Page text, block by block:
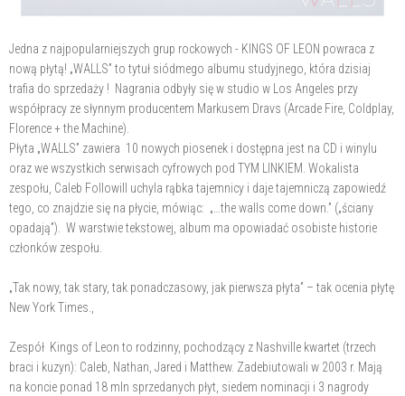
Jedna z najpopularniejszych grup rockowych - KINGS OF LEON powraca z
nową płytą! „WALLS” to tytuł siódmego albumu studyjnego, która dzisiaj
trafia do sprzedaży ! Nagrania odbyły się w studio w Los Angeles przy
współpracy ze słynnym producentem Markusem Dravs (Arcade Fire, Coldplay,
Florence + the Machine).
Płyta „WALLS” zawiera 10 nowych piosenek i dostępna jest na CD i winylu
oraz we wszystkich serwisach cyfrowych pod TYM LINKIEM. Wokalista
zespołu, Caleb Followill uchyla rąbka tajemnicy i daje tajemniczą zapowiedź
tego, co znajdzie się na płycie, mówiąc: „…the walls come down.” („ściany
opadają”). W warstwie tekstowej, album ma opowiadać osobiste historie
członków zespołu.
„Tak nowy, tak stary, tak ponadczasowy, jak pierwsza płyta” – tak ocenia płytę
New York Times.,
Zespół Kings of Leon to rodzinny, pochodzący z Nashville kwartet (trzech
braci i kuzyn): Caleb, Nathan, Jared i Matthew. Zadebiutowali w 2003 r. Mają
na koncie ponad 18 mln sprzedanych płyt, siedem nominacji i 3 nagrody